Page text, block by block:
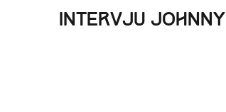
INTERVJU JOHNNY